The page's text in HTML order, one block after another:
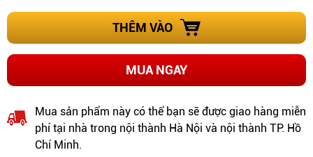
THÊM VÀO
MUA NGAY
Mua sản phẩm này có thể bạn sẽ được giao hàng miễn
phí tại nhà trong nội thành Hà Nội và nội thành TP. Hồ
Chí Minh.